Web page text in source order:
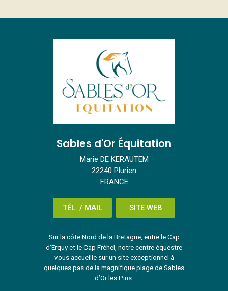
Sables d'Or Équitation
Marie DE KERAUTEM
22240 Plurien
FRANCE
TÉL. / MAIL SITE WEB
Sur la côte Nord de la Bretagne, entre le Cap
d’Erquy et le Cap Fréhel, notre centre équestre
vous accueille sur un site exceptionnel à
quelques pas de la magnifique plage de Sables
d’Or les Pins.